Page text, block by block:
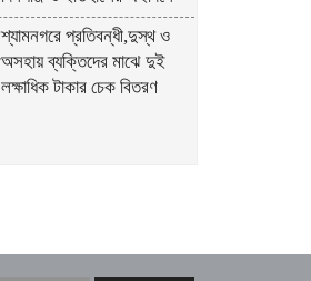
শ্যামনগরে প্রতিবন্ধী,দুস্থ ও
অসহায় ব্যক্তিদের মাঝে দুই
লক্ষাধিক টাকার চেক বিতরণ
শিল্প মন্ত্রণালয় সম্পর্কিত স্থায়ী